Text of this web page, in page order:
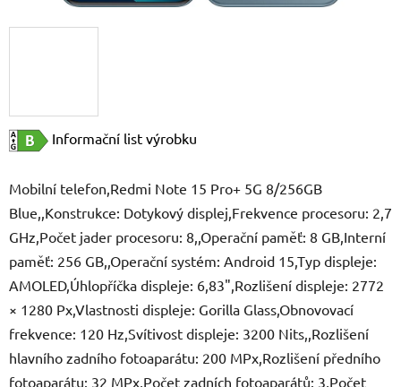
Informační list výrobku
Mobilní telefon,Redmi Note 15 Pro+ 5G 8/256GB
Blue,,Konstrukce: Dotykový displej,Frekvence procesoru: 2,7
GHz,Počet jader procesoru: 8,,Operační paměť: 8 GB,Interní
paměť: 256 GB,,Operační systém: Android 15,Typ displeje:
AMOLED,Úhlopříčka displeje: 6,83",Rozlišení displeje: 2772
× 1280 Px,Vlastnosti displeje: Gorilla Glass,Obnovovací
frekvence: 120 Hz,Svítivost displeje: 3200 Nits,,Rozlišení
hlavního zadního fotoaparátu: 200 MPx,Rozlišení předního
fotoaparátu: 32 MPx,Počet zadních fotoaparátů: 3,Počet